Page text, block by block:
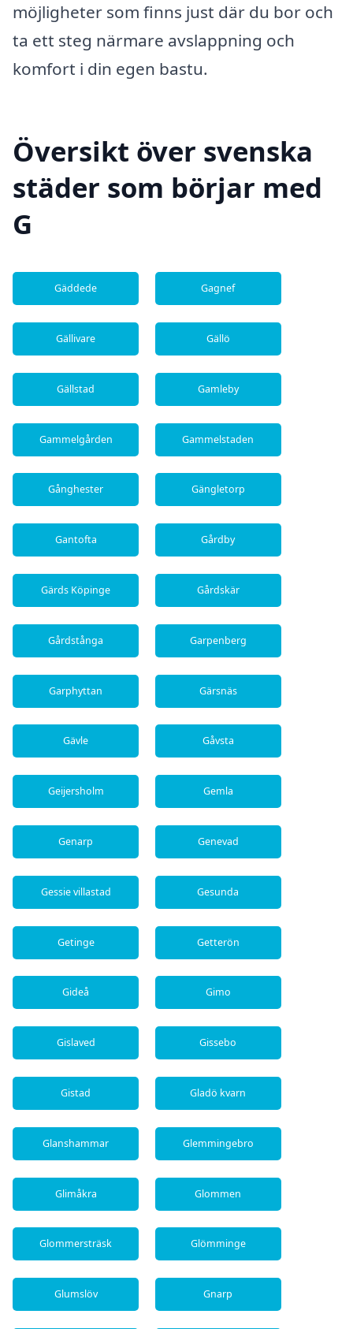
möjligheter som finns just där du bor och
ta ett steg närmare avslappning och
komfort i din egen bastu.
Översikt över svenska
städer som börjar med
G
Gäddede Gagnef
Gällivare Gällö
Gällstad Gamleby
Gammelgården Gammelstaden
Gånghester Gängletorp
Gantofta Gårdby
Gärds Köpinge Gårdskär
Gårdstånga Garpenberg
Garphyttan Gärsnäs
Gävle Gåvsta
Geijersholm Gemla
Genarp Genevad
Gessie villastad Gesunda
Getinge Getterön
Gideå Gimo
Gislaved Gissebo
Gistad Gladö kvarn
Glanshammar Glemmingebro
Glimåkra Glommen
Glommersträsk Glömminge
Glumslöv Gnarp